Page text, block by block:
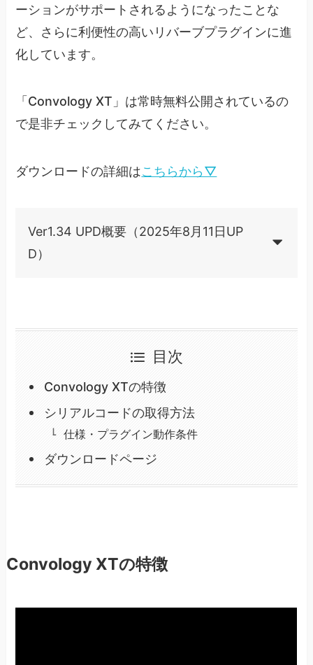
ーションがサポートされるようになったことな
ど、さらに利便性の高いリバーブプラグインに進
化しています。
「Convology XT」は常時無料公開されているの
で是非チェックしてみてください。
ダウンロードの詳細はこちらから▽
Ver1.34 UPD概要（2025年8月11日UP
D）
目次
Convology XTの特徴
シリアルコードの取得方法
仕様・プラグイン動作条件
ダウンロードページ
Convology XTの特徴